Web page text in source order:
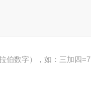
伯数字），如：三加四=7